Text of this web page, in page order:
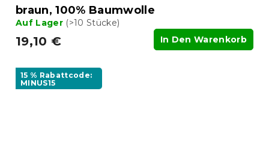
braun, 100% Baumwolle
Auf Lager (>10 Stücke)
19,10 € In Den Warenkorb
15 % Rabattcode:
MINUS15